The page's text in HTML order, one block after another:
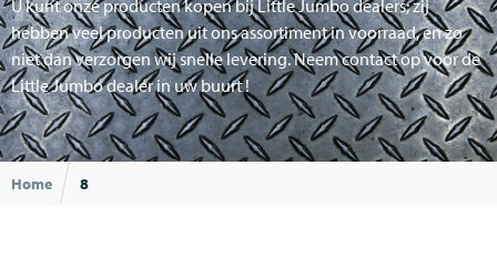
U kunt onze producten kopen bij Little Jumbo dealers; zij
hebben veel producten uit ons assortiment in voorraad, en zo
niet dan verzorgen wij snelle levering. Neem contact op voor de
Little Jumbo dealer in uw buurt !
Home 8